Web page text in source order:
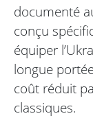
documenté
conçu
équiper
longue
coût réduit
classiques.